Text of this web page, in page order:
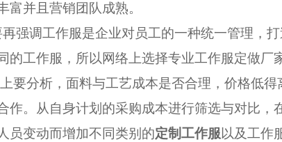
富并且营销团队成熟。
再强调工作服是企业对员工的一种统一管理，
的工作服，所以网络上选择专业工作服定做厂
要分析，面料与工艺成本是否合理，价格低
作。从自身计划的采购成本进行筛选与对比，
员变动而增加不同类别的定制工作服以及工作